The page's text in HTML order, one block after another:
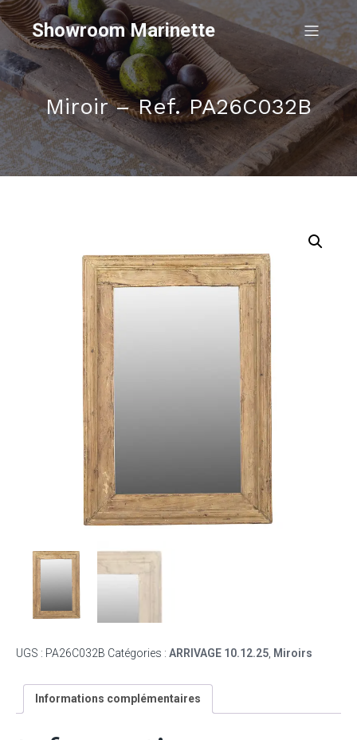
Showroom Marinette
Miroir – Ref. PA26C032B
UGS : PA26C032B Catégories : ARRIVAGE 10.12.25 Miroirs
Informations complémentaires